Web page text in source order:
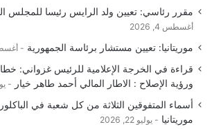
مقرر رئاسي: تعيين ولد الرايس رئيسا للمجلس
أغسطس 4, 2026
موريتانيا: تعيين مستشار برئاسة الجمهورية أغسطس 4,
قراءة في الخرجة الإعلامية للرئيس غزواني: خطاب
ورؤية الإصلاح : الاطار المالي أحمد طاهر خيار
يوليو 26,
موريتانيا
يوليو 22, 2026